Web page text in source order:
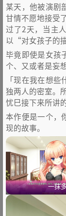
某天，他被演剧
甘情不愿地接
过了2天，当主
以“对女孩子的
毕竟即使是女孩
个、又或者是妄
「现在我在想
独两人的密室。
忧巳接下来所讲
本作便是一个，
现的故事。
一抹